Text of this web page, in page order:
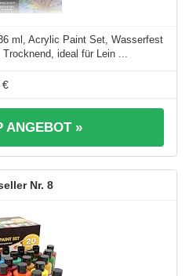
ml, Acrylic Paint Set, Wasserfest
ideal für Lein ...
€
ANGEBOT »
8